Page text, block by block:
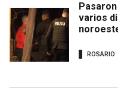
varios
ROSARIO